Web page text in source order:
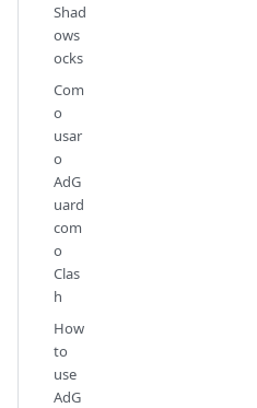
Shad
ows
ocks
Com
o
usar
o
AdG
uard
com
o
Clas
h
How
to
use
AdG